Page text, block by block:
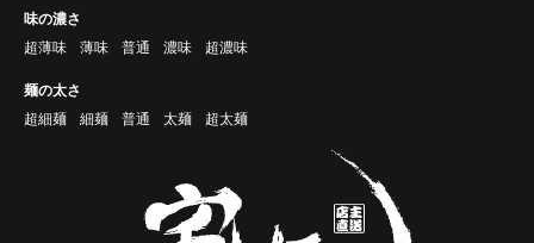
味の濃さ
超薄味
薄味 普通 濃味 超濃味
麺の太さ
超細麺
細麺 普通 太麺 超太麺